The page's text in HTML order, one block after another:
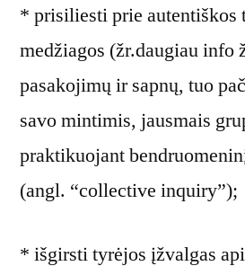
* prisiliesti prie autentiškos
medžiagos (žr.daugiau info
pasakojimų ir sapnų, tuo
savo mintimis, jausmais
praktikuojant
(angl. “collective inquiry”);
* išgirsti tyrėjos įžvalgas